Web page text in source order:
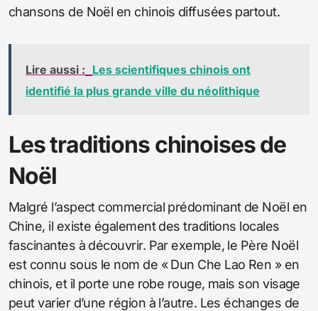
chansons de Noël en chinois diffusées partout.
Lire aussi : Les scientifiques chinois ont
identifié la plus grande ville du néolithique
Les traditions chinoises de
Noël
Malgré l’aspect commercial prédominant de Noël en
Chine, il existe également des traditions locales
fascinantes à découvrir. Par exemple, le Père Noël
est connu sous le nom de « Dun Che Lao Ren » en
chinois, et il porte une robe rouge, mais son visage
peut varier d’une région à l’autre. Les échanges de